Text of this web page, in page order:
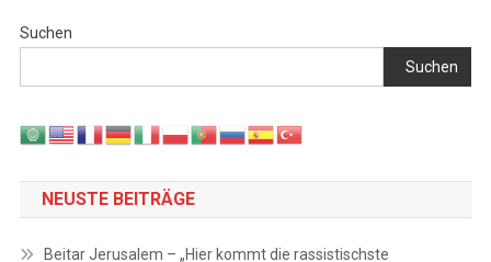
Suchen
Suchen
NEUSTE BEITRÄGE
Beitar Jerusalem – „Hier kommt die rassistischste